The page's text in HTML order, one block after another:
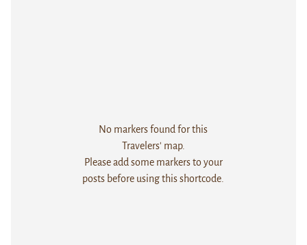
No markers found for this
Travelers' map.
Please add some markers to your
posts before using this shortcode.